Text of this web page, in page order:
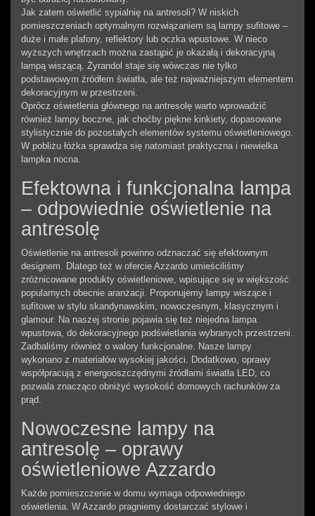
Jak zatem oświetlić sypialnię na antresoli? W niskich
pomieszczeniach optymalnym rozwiązaniem są lampy sufitowe –
duże i małe plafony, reflektory lub oczka wpustowe. W nieco
wyższych wnętrzach można zastąpić je okazałą i dekoracyjną
lampą wiszącą. Żyrandol staje się wówczas nie tylko
podstawowym źródłem światła, ale też najważniejszym elementem
dekoracyjnym w przestrzeni.
Oprócz oświetlenia głównego na antresolę warto wprowadzić
również lampy boczne, jak choćby piękne kinkiety, dopasowane
stylistycznie do pozostałych elementów systemu oświetleniowego.
W pobliżu łóżka sprawdza się natomiast praktyczna i niewielka
lampka nocna.
Efektowna i funkcjonalna lampa
– odpowiednie oświetlenie na
antresolę
Oświetlenie na antresoli powinno odznaczać się efektownym
designem. Dlatego też w ofercie Azzardo umieściliśmy
zróżnicowane produkty oświetleniowe, wpisujące się w większość
popularnych obecnie aranżacji. Proponujemy lampy wiszące i
sufitowe w stylu skandynawskim, nowoczesnym, klasycznym i
glamour. Na naszej stronie pojawia się też niejedna lampa
wpustowa, do dekoracyjnego podświetlania wybranych przestrzeni.
Zadbaliśmy również o walory funkcjonalne. Nasze lampy
wykonano z materiałów wysokiej jakości. Dodatkowo, oprawy
współpracują z energooszczędnymi źródłami światła LED, co
pozwala znacząco obniżyć wysokość domowych rachunków za
prąd.
Nowoczesne lampy na
antresolę – oprawy
oświetleniowe Azzardo
Każde pomieszczenie w domu wymaga odpowiedniego
oświetlenia. W Azzardo pragniemy dostarczać stylowe i